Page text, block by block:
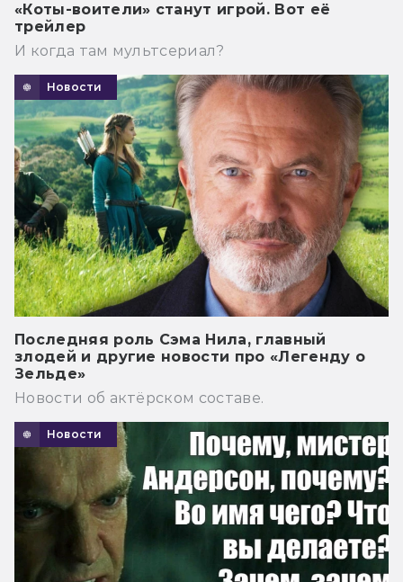
«Коты-воители» станут игрой. Вот её
трейлер
И когда там мультсериал?
Новости
Последняя роль Сэма Нила, главный
злодей и другие новости про «Легенду о
Зельде»
Новости об актёрском составе.
Новости